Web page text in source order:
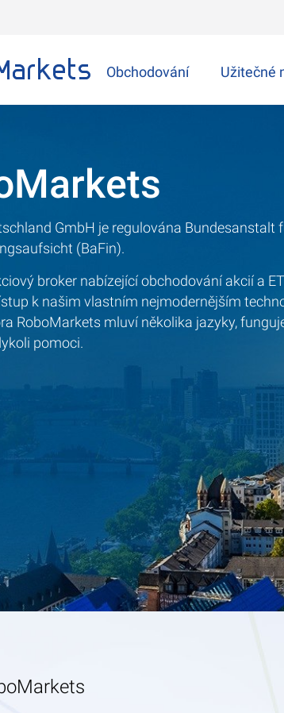
Obchodování Užitečné
GmbH je regulována Bundesanstalt
(BaFin).
broker nabízející obchodování akcií a
k našim vlastním nejmodernějším
RoboMarkets mluví několika jazyky,
pomoci.